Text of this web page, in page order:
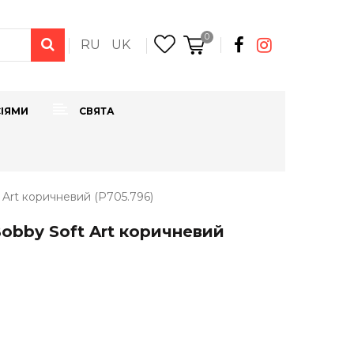
RU UK
0
СВЯТА
коричневий (P705.796)
Soft Art коричневий